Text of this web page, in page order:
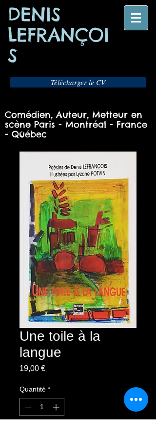
DENIS
LEFRANÇOI
S
Télécharger le CV
Comédien, Auteur, Metteur en
scène Paris - Montréal - France
- Québec
Une toile à la
langue
19,00 €Prix
Quantité *